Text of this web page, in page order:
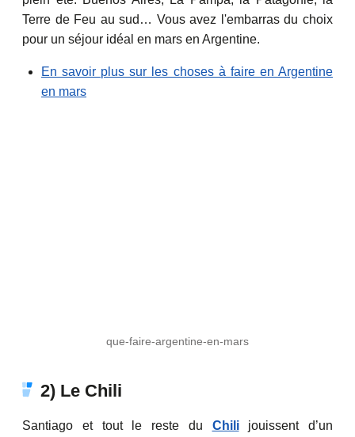
Terre de Feu au sud… Vous avez l'embarras du choix
pour un séjour idéal en mars en Argentine.
En savoir plus sur les choses à faire en Argentine
en mars
que-faire-argentine-en-mars
2) Le Chili
Santiago et tout le reste du Chilijouissent d’un